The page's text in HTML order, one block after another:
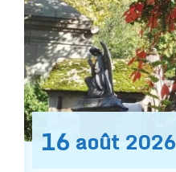
16 août 2026